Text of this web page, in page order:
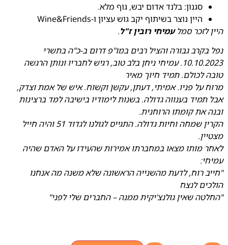
סגנון: בלנד אדום יבש, גוף מלא.
היין נוצר בשיתוף יקב גוש עציון ו-Wine&Friends
היין לזכר סמלעמיחי רובין ז"ל.
נפל בקרב גבורה והציל רבים במו"פ דרום ב-כ"ה בתשרי
10.10.2023. עמיחי ניחן בלב טוב, רגיש לחבריו ונותן הרגשה
טובה לכולם. תמיד חיוך מאיר
מרוח על פניו. אמיתי, דעתן, עקשן וקשוח. איש של אמת וצדק,
אבל תמיד בענווה גדולה. בשנות לימודיו בישיבה למד ברצינות
ובנה את קומתו הרוחנית.
הקרין שמחה וחיות גדולה. התגייס לגולנו לגדוד 51 והיה חייל
מצטיין.
לאחר מותו מצאו במחברתו אמירות שהעידו על האדם שהיה
עמיחי:
"חייב רוח, לדעת מהשנייה הראשונה שלא משנה מה אנחנו
הולכים לנצח
"החלטה שאין גולנצ'יקית ממנה – החברים שלי לפני"